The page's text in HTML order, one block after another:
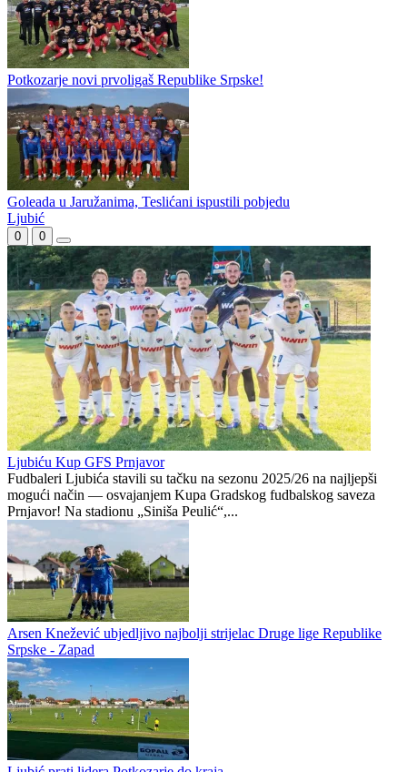
Rudanka bez Druge lige Republike Srpske grupa "Zapad":
Potvrđen spisak učesnika za narednu sezonu
Crni Vrh kroz sezonu
Potkozarje novi prvoligaš Republike Srpske!
Goleada u Jaružanima, Teslićani ispustili pobjedu
Ljubić
0 0
Ljubiću Kup GFS Prnjavor
Fudbaleri Ljubića stavili su tačku na sezonu 2025/26 na najljepši
mogući način — osvajanjem Kupa Gradskog fudbalskog saveza
Prnjavor! Na stadionu „Siniša Peulić“,...